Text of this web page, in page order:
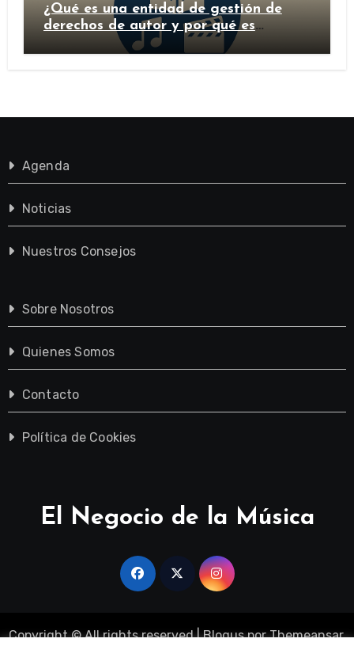
¿Qué es una entidad de gestión de
derechos de autor y por qué es
importante?
Agenda
Noticias
Nuestros Consejos
Sobre Nosotros
Quienes Somos
Contacto
Política de Cookies
El Negocio de la Música
Copyright © All rights reserved |BlogusporThemeansar.